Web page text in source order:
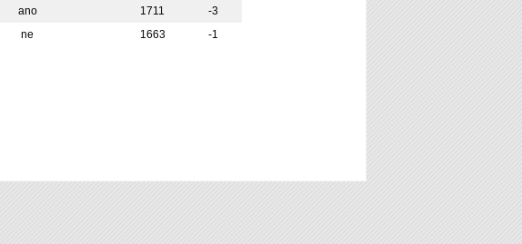
ano 1711
-3
ne 1663 -1